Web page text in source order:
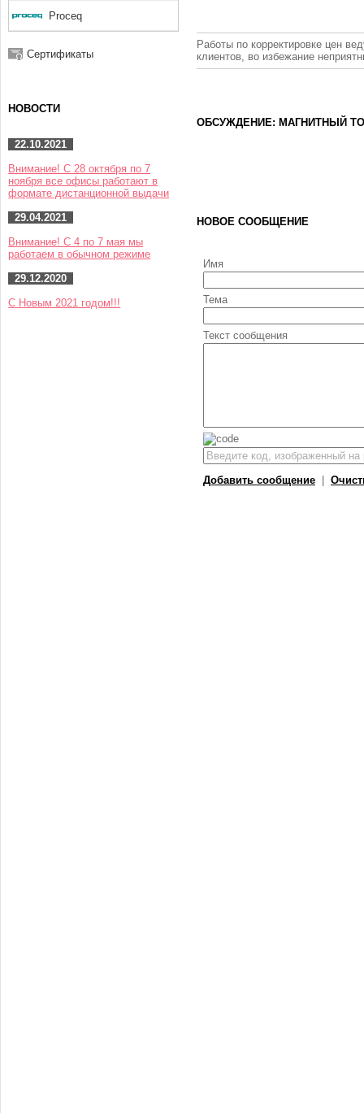
Работы по корректировке цен
клиентов, во избежание
ОБСУЖДЕНИЕ: МАГНИТНЫЙ
НОВОЕ СООБЩЕНИЕ
Имя
Тема
Текст сообщения
Добавить сообщение
Proceq
Сертификаты
НОВОСТИ
22.10.2021
Внимание! С 28 октября по 7
ноября все офисы работают в
формате дистанционной выдачи
29.04.2021
Внимание! С 4 по 7 мая мы
работаем в обычном режиме
29.12.2020
С Новым 2021 годом!!!